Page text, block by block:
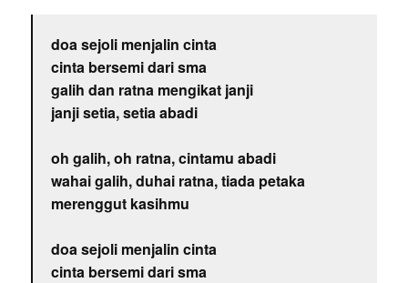
doa sejoli menjalin cinta
cinta bersemi dari sma
galih dan ratna mengikat janji
janji setia, setia abadi
oh galih, oh ratna, cintamu abadi
wahai galih, duhai ratna, tiada petaka
merenggut kasihmu
doa sejoli menjalin cinta
cinta bersemi dari sma